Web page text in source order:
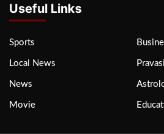
Useful Links
Sports
Local News Pravasi
News
Movie